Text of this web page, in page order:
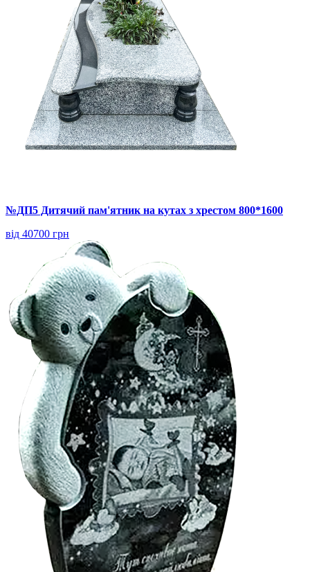
№ДП5 Дитячий пам'ятник на кутах з хрестом 800*1600
від 40700 грн